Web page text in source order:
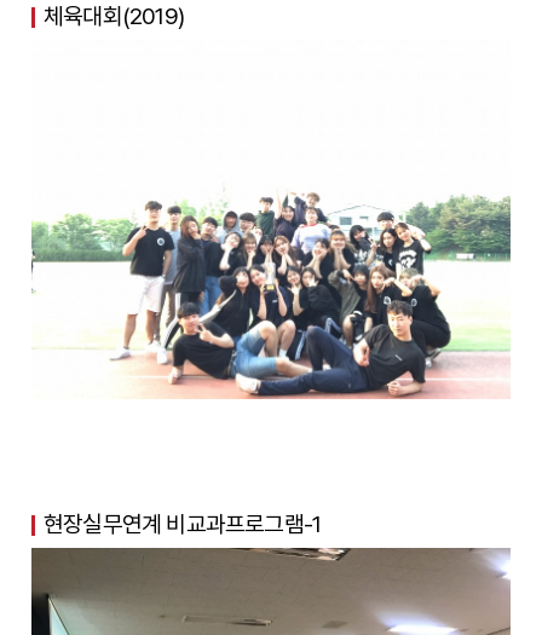
체육대회(2019)
현장실무연계 비교과프로그램-1